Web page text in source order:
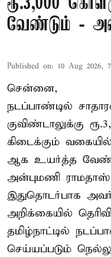
வேண்டும் -
Published on: 10 Aug 2026,
சென்னை,
நடப்பாண்டில்
குவிண்டாலுக்கு
கிடைக்கும்
ஆக உயர்த்த
அன்புமணி ராமதாஸ்
இதுதொடர்பாக
அறிக்கையில்
தமிழ்நாட்டில்
செய்யப்படும்